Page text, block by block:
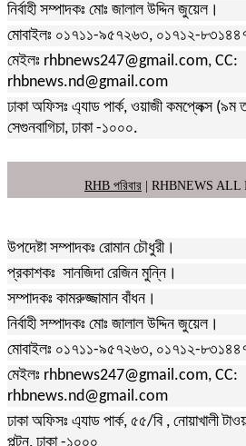
নির্বাহী সম্পাদকঃ মোঃ জালাল উদ্দিন জুয়েল।
মোবাইলঃ ০১৭১১-৯৫৭২৬৩, ০১৭১২-
মেইলঃ rhbnews247@gmail.com, CC:
rhbnews.nd@gmail.com
ঢাকা অফিসঃ এ্যাড পার্ক, ওয়াজী কমপ্লেক্স
সেগুনবাগিচা, ঢাকা -১০০০.
RHB পরিবার | RHBNEWS ALL
উপদেষ্টা সম্পাদকঃ রোমান চৌধুরী।
প্রকাশকঃ সানজিদা রেজিন মুন্নি।
সম্পাদকঃ কামরুজ্জামান বাঁধন।
নির্বাহী সম্পাদকঃ মোঃ জালাল উদ্দিন জুয়েল।
মোবাইলঃ ০১৭১১-৯৫৭২৬৩, ০১৭১২-
মেইলঃ rhbnews247@gmail.com, CC:
rhbnews.nd@gmail.com
ঢাকা অফিসঃ এ্যাড পার্ক, ৫৫/বি , নোয়াখালী